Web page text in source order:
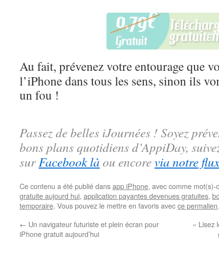
Au fait, prévenez votre entourage que
l’iPhone dans tous les sens, sinon ils
un fou !
Passez de belles iJournées ! Soyez
bons plans quotidiens d’AppiDay,
surFacebook là ou encorevia notre
Ce contenu a été publié dansapp iPhone, avec comme
gratuite aujourd hui, application payantes devenues gratuites,
temporaire. Vous pouvez le mettre en favoris avecce permalien.
← Un navigateur futuriste et plein écran pour
iPhone gratuit aujourd’hui
« Lisez